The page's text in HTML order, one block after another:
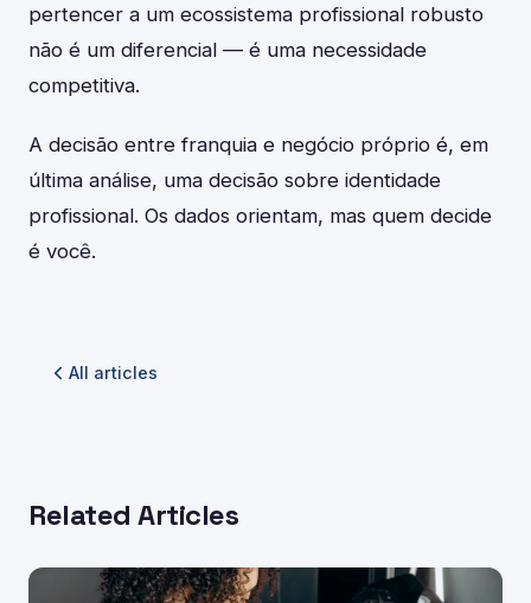
pertencer a um ecossistema profissional robusto
não é um diferencial — é uma necessidade
competitiva.
A decisão entre franquia e negócio próprio é, em
última análise, uma decisão sobre identidade
profissional. Os dados orientam, mas quem decide
é você.
All articles
Related Articles